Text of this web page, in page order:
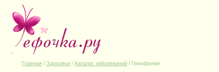
Главная / Здоровье / Каталог заболеваний / Гемофилия